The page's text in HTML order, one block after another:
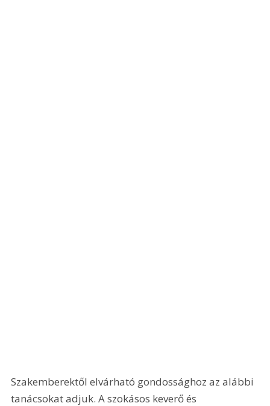
Szakemberektől elvárható gondossághoz az alábbi
tanácsokat adjuk. A szokásos keverő és